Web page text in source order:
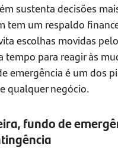
sustenta decisões
tem um respaldo
escolhas movidas pelo
tempo para reagir às
emergência é um dos
qualquer negócio.
fundo de